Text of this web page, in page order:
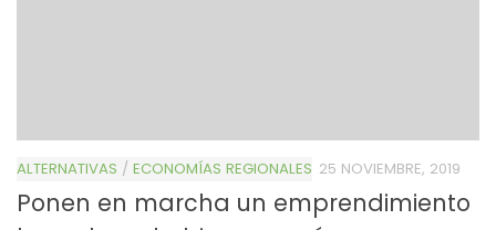
ALTERNATIVAS / ECONOMÍAS REGIONALES 25 NOVIEMBRE, 2019
Ponen en marcha un emprendimiento